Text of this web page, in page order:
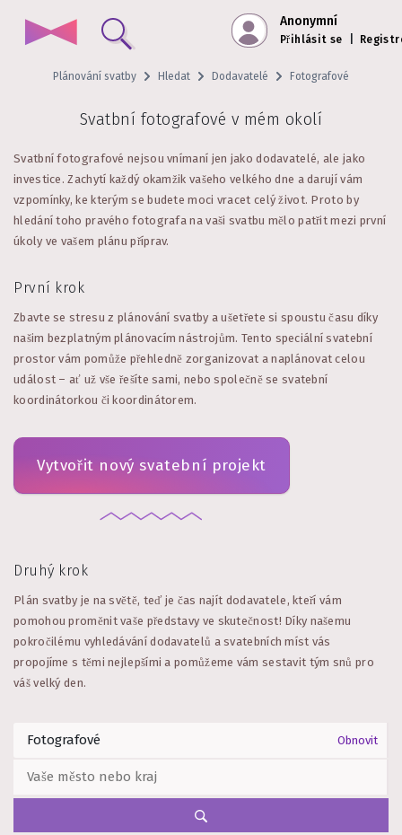
Anonymní
Přihlásit se
Plánování svatby Hledat Dodavatelé Fotografové
Svatbní fotografové v mém okolí
Svatbní fotografové nejsou vnímaní jen jako dodavatelé, ale jako
investice. Zachytí každý okamžik vašeho velkého dne a darují vám
vzpomínky, ke kterým se budete moci vracet celý život. Proto by
hledání toho pravého fotografa na vaši svatbu mělo patřit mezi první
úkoly ve vašem plánu příprav.
První krok
Zbavte se stresu z plánování svatby a ušetřete si spoustu času díky
našim bezplatným plánovacím nástrojům. Tento speciální svatební
prostor vám pomůže přehledně zorganizovat a naplánovat celou
událost – ať už vše řešíte sami, nebo společně se svatební
koordinátorkou či koordinátorem.
Vytvořit nový svatební projekt
Druhý krok
Plán svatby je na světě, teď je čas najít dodavatele, kteří vám
pomohou proměnit vaše představy ve skutečnost! Díky našemu
pokročilému vyhledávání dodavatelů a svatebních míst vás
propojíme s těmi nejlepšími a pomůžeme vám sestavit tým snů pro
váš velký den.
Obnovit